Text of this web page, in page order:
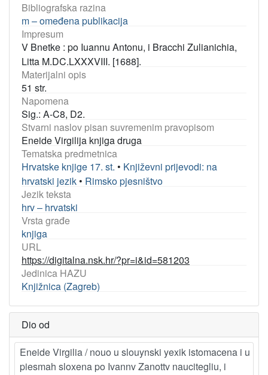
Bibliografska razina
m – omeđena publikacija
Impresum
V Bnetke : po Iuannu Antonu, i Bracchi Zulianichia,
Litta M.DC.LXXXVIII. [1688].
Materijalni opis
51 str.
Napomena
Sig.: A-C8, D2.
Stvarni naslov pisan suvremenim pravopisom
Eneide Virgilija knjiga druga
Tematska predmetnica
Hrvatske knjige 17. st. • Književni prijevodi: na
hrvatski jezik • Rimsko pjesništvo
Jezik teksta
hrv – hrvatski
Vrsta građe
knjiga
URL
https://digitalna.nsk.hr/?pr=i&id=581203
Jedinica HAZU
Knjižnica (Zagreb)
Dio od
Eneide Virgilia / nouo u slouynski yexik istomacena i u
piesmah sloxena po Ivannv Zanottv naucitegliu, i